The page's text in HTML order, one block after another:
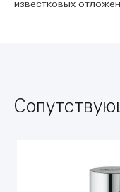
известковых